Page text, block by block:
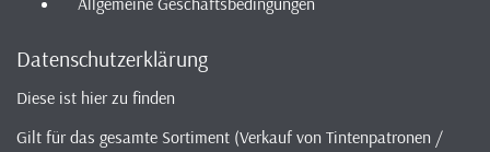
Datenschutzerklärung
Diese ist hier zu finden
Gilt für das gesamte Sortiment (Verkauf von Tintenpatronen /